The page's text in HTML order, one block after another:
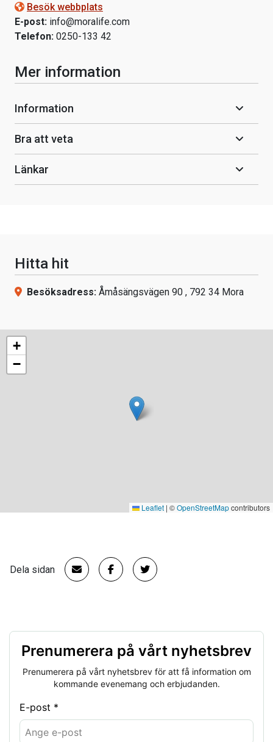
Besök webbplats
E-post: info@moralife.com
Telefon: 0250-133 42
Mer information
Information
Bra att veta
Länkar
Hitta hit
Besöksadress: Åmåsängsvägen 90 , 792 34 Mora
+
−
Leaflet | ©OpenStreetMapcontributors
Dela sidan
Prenumerera på vårt nyhetsbrev
Prenumerera på vårt nyhetsbrev för att få information om
kommande evenemang och erbjudanden.
E-post *